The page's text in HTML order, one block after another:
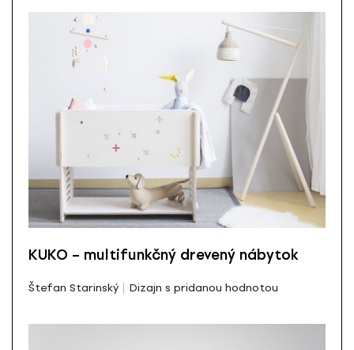
KUKO – multifunkčný drevený nábytok
Štefan Starinský Dizajn s pridanou hodnotou